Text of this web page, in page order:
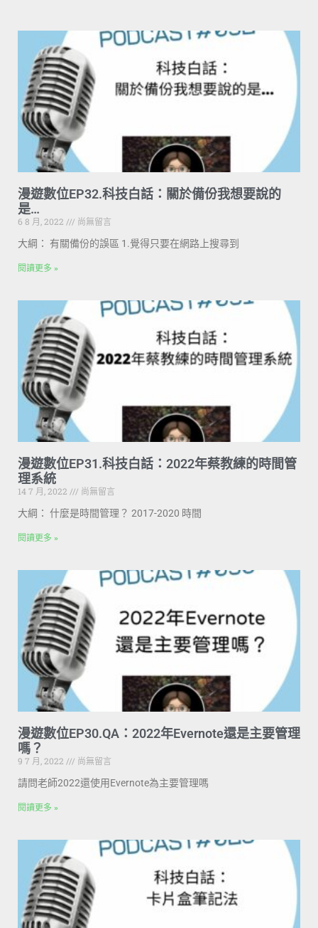
漫遊數位EP32.科技白話：關於備份我想要說的
是…
6 8 月, 2022
尚無留言
大綱： 有關備份的誤區 1.覺得只要在網路上搜尋到
閱讀更多 »
漫遊數位EP31.科技白話：2022年蔡教練的時間管
理系統
14 7 月, 2022
尚無留言
大綱： 什麼是時間管理？ 2017-2020 時間
閱讀更多 »
漫遊數位EP30.QA：2022年Evernote還是主要管理
嗎？
9 7 月, 2022
尚無留言
請問老師2022還使用Evernote為主要管理嗎
閱讀更多 »